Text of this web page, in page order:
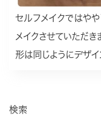
セルフメイクではや
メイクさせていただき
形は同じようにデザ
検索